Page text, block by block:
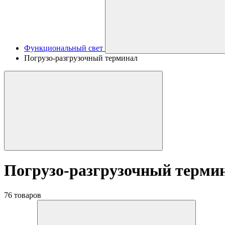
Функциональный свет
Погрузо-разгрузочный терминал
Погрузо-разгрузочный
76 товаров